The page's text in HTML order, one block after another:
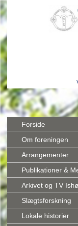
Forside
Om foreningen
Arrangementer
Publikationer &
Arkivet og TV
Slægtsforskning
Lokale historier